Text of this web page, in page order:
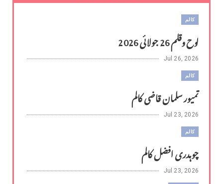
کالم
لوح وقلم 26 جولائی 2026
Jul 26, 2026
کالم
تمیور سلمان قاضی کالم
Jul 23, 2026
کالم
چوہدری افضل کالم
Jul 23, 2026